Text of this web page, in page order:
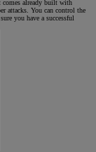
comes already built with
attacks. You can control the
you have a successful